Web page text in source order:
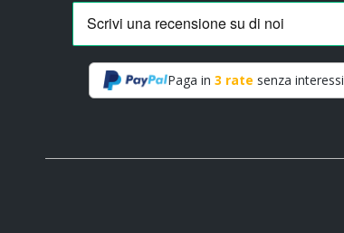
Paga in3 rate senza interessi